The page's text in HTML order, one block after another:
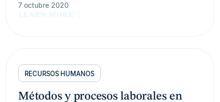
7 octubre 2020
LEARN MORE
RECURSOS HUMANOS
Métodos y procesos laborales en